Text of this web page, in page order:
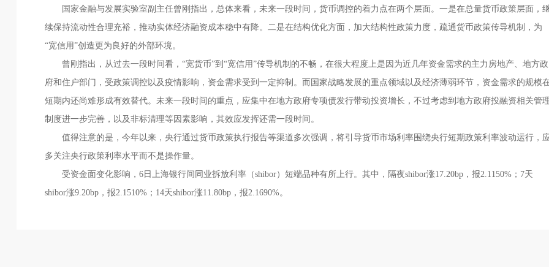
国家金融与发展实验室副主任曾刚指出，总体来看，未来一段时间，货币调控的着力点在两个层面。一是在总量货币政策层面，
续保持流动性合理充裕，推动实体经济融资成本稳中有降。二是在结构优化方面，加大结构性政策力度，疏通货币政策传导机制，为
“宽信用”创造更为良好的外部环境。
曾刚指出，从过去一段时间看，“宽货币”到“宽信用”传导机制的不畅，在很大程度上是因为近几年资金需求的主力房地产、地方政
府和住户部门，受政策调控以及疫情影响，资金需求受到一定抑制。而国家战略发展的重点领域以及经济薄弱环节，资金需求的规模
短期内还尚难形成有效替代。未来一段时间的重点，应集中在地方政府专项债发行带动投资增长，不过考虑到地方政府投融资相关管
制度进一步完善，以及非标清理等因素影响，其效应发挥还需一段时间。
值得注意的是，今年以来，央行通过货币政策执行报告等渠道多次强调，将引导货币市场利率围绕央行短期政策利率波动运行，
多关注央行政策利率水平而不是操作量。
受资金面变化影响，6日上海银行间同业拆放利率（shibor）短端品种有所上行。其中，隔夜shibor涨17.20bp，报2.1150%；7天
shibor涨9.20bp，报2.1510%；14天shibor涨11.80bp，报2.1690%。